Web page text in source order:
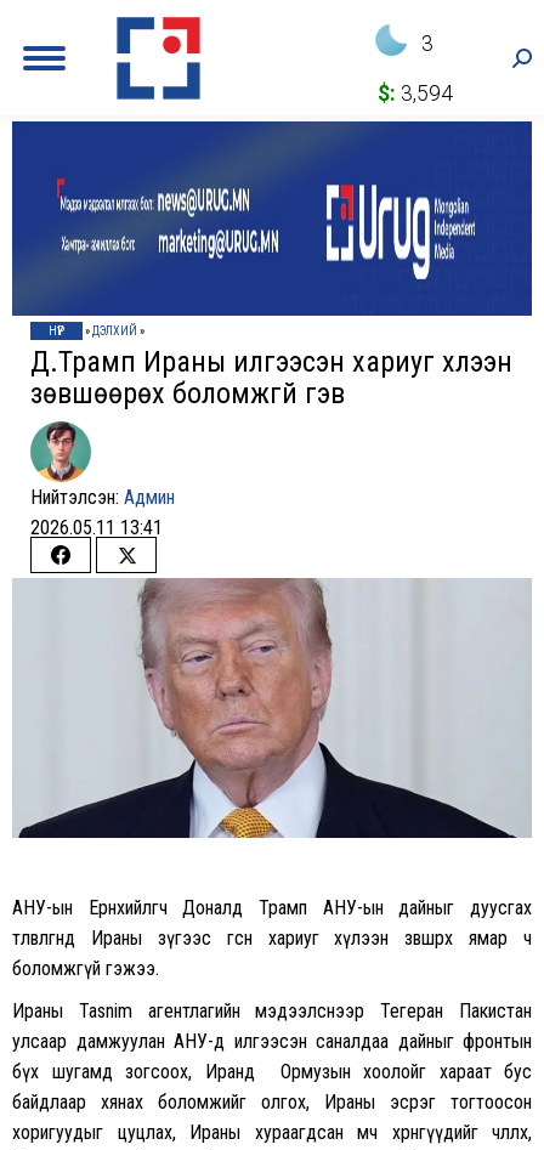
3
$: 3,594
НҮҮР »ДЭЛХИЙ »
Д.Трамп Ираны илгээсэн хариуг хүлээн
зөвшөөрөх боломжгүй гэв
Нийтэлсэн: Админ
2026.05.11 13:41
Share
Share
on
Twitter
АНУ-ын Ерөнхийлөгч Доналд Трамп АНУ-ын дайныг дуусгах
төлөвлөгөөнд Ираны зүгээс өгсөн хариуг хүлээн зөвшөөрөх ямар ч
боломжгүй гэжээ.
Ираны Tasnim агентлагийн мэдээлснээр Тегеран Пакистан
улсаар дамжуулан АНУ-д илгээсэн саналдаа дайныг фронтын
бүх шугамд зогсоох, Иранд Ормузын хоолойг хараат бус
байдлаар хянах боломжийг олгох, Ираны эсрэг тогтоосон
хоригуудыг цуцлах, Ираны хураагдсан өмч хөрөнгүүдийг чөлөөлөх,